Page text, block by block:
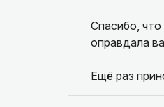
Спасибо,
оправдала
Ещё раз